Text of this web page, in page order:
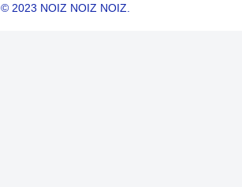
© 2023 NOIZ NOIZ NOIZ.